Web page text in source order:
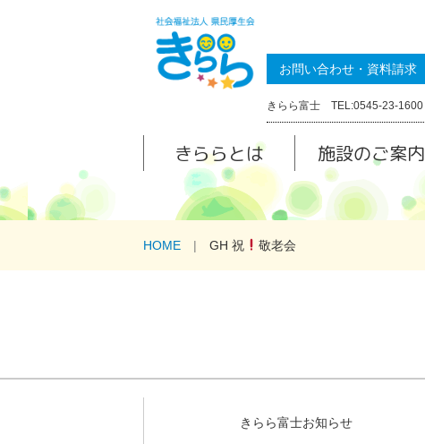
お問い合わせ・資料請求
きらら富士 TEL:0545-23-1600
きららとは 施設のご案内
HOME GH 祝 敬老会
きらら富士お知らせ